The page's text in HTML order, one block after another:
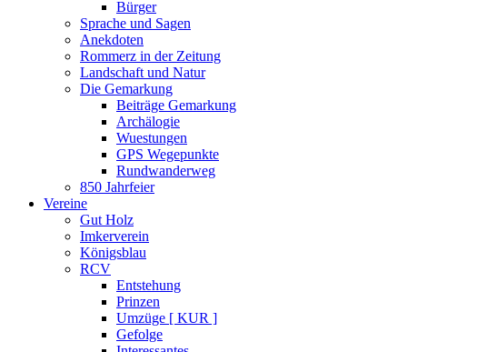
Bürger
Sprache und Sagen
Anekdoten
Rommerz in der Zeitung
Landschaft und Natur
Die Gemarkung
Beiträge Gemarkung
Archälogie
Wuestungen
GPS Wegepunkte
Rundwanderweg
850 Jahrfeier
Vereine
Gut Holz
Imkerverein
Königsblau
RCV
Entstehung
Prinzen
Umzüge [ KUR ]
Gefolge